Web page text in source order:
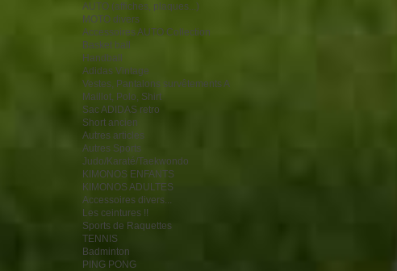
AUTO (affiches, plaques...)
MOTO divers
Accessoires AUTO Collection
Basket ball
Handball
Adidas Vintage
Vestes, Pantalons survêtements A
Maillot, Polo, Shirt
Sac ADIDAS retro
Short ancien
Autres articles
Autres Sports
Judo/Karaté/Taekwondo
KIMONOS ENFANTS
KIMONOS ADULTES
Accessoires divers...
Les ceintures !!
Sports de Raquettes
TENNIS
Badminton
PING PONG